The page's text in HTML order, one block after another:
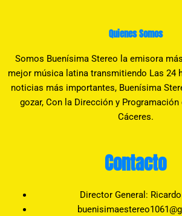
Quienes Somos
Somos Buenísima Stereo la emisora
mejor música latina transmitiendo Las 24
noticias más importantes, Buenísima
gozar, Con la Dirección y Programación
Cáceres.
Contacto
Director General: